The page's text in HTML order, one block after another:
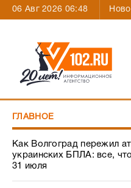
06 Авг 2026 06:48
ГЛАВНОЕ
Как Волгоград пережил
украинских БПЛА: все,
31 июля